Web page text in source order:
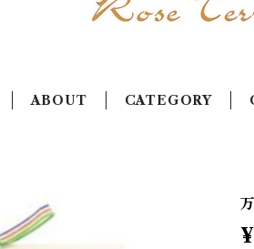
ABOUT CATEGORY